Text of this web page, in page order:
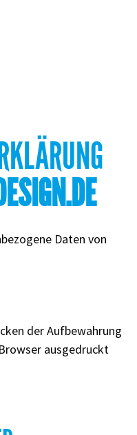
Daten von
der Aufbewahrung
ausgedruckt